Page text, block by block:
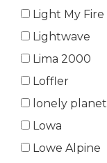
Light My Fire
Lightwave
Lima 2000
Loffler
lonely planet
Lowa
Lowe Alpine